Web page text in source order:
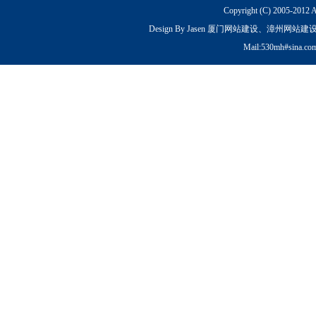
Copyright (C) 2005-2012
Design By Jasen 厦门网站建设、漳州网站建